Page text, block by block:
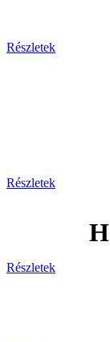
Részletek
Részletek
Részletek